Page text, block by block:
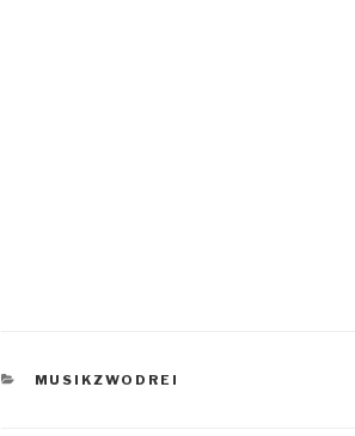
KATEGORIEN
MUSIKZWODREI